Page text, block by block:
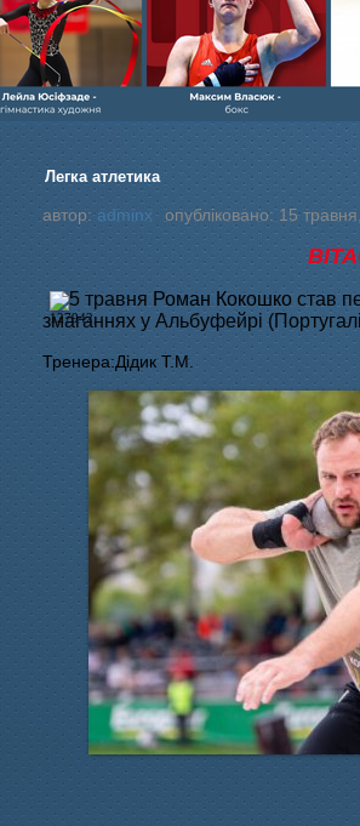
Легка атлетика
автор:adminx опубліковано: 15
5 травня Роман Кокошко став
змаганнях у Альбуфейрі
Тренера:Дідик Т.М.